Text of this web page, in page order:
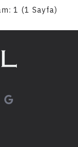
1 (1 Sayfa)